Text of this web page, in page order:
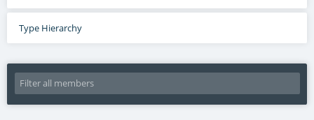
Type Hierarchy